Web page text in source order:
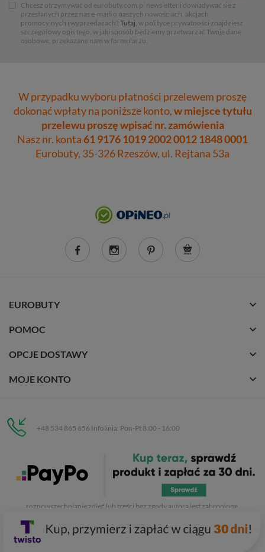
Chcesz otrzymywać od eurobuty.com.pl newsletter i dowiadywać sie z
przesłanych przez nas e-maili o naszych nowościach, akcjach
promocyjnych i wyprzedażach? Tutaj, w polityce prywatności znajdziesz
szczegółowy opis tego, w jaki sposób będziemy przetwarzać Twoje dane
osobowe, przekazane nam w formularzu.
W przypadku wyboru płatności przelewem proszę
dokonać wpłaty na poniższe konto,w miejsce tytułu
przelewu proszę wpisać nr. zamówienia
Nasz nr. konta61 9176 1019 2002 0012 1848 0001
Eurobuty, 35-326 Rzeszów, ul. Rejtana 53a
EUROBUTY
POMOC
OPCJE DOSTAWY
MOJE KONTO
+48 534 865 656 Infolinia: Pon-Pt 8:00 - 16:00
C.H. Respan, Rejtana 53a/250
35-326 Rzeszów
. Kopiowanie, przetwarzanie,
rozpowszechnianie zdjęć lub treści bez zgody autora jest zabronione.